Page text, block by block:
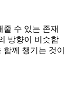
수 있는 존재
방향이 비슷합
께 챙기는 것이